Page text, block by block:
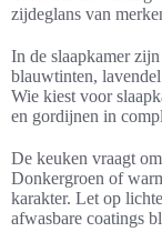
zijdeglans van
In de slaapkamer
blauwtinten,
Wie kiest voor
en gordijnen in
De keuken vraagt
Donkergroen of
karakter. Let op
afwasbare coatings